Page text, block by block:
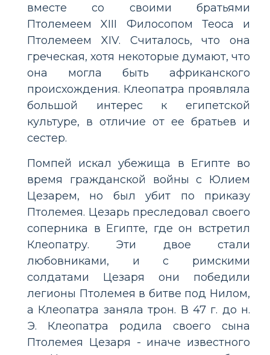
вместе со своими братьями
Птолемеем XIII Филосопом Теоса и
Птолемеем XIV. Считалось, что она
греческая, хотя некоторые думают, что
она могла быть африканского
происхождения. Клеопатра проявляла
большой интерес к египетской
культуре, в отличие от ее братьев и
сестер.
Помпей искал убежища в Египте во
время гражданской войны с Юлием
Цезарем, но был убит по приказу
Птолемея. Цезарь преследовал своего
соперника в Египте, где он встретил
Клеопатру. Эти двое стали
любовниками, и с римскими
солдатами Цезаря они победили
легионы Птолемея в битве под Нилом,
а Клеопатра заняла трон. В 47 г. до н.
Э. Клеопатра родила своего сына
Птолемея Цезаря - иначе известного